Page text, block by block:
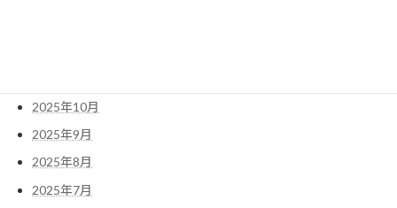
2025年10月
2025年9月
2025年8月
2025年7月